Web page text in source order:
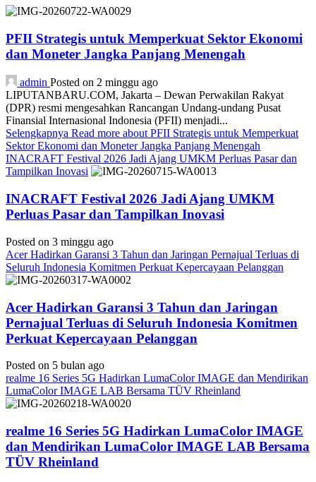
PFII Strategis untuk Memperkuat Sektor Ekonomi
dan Moneter Jangka Panjang Menengah
admin Posted on 2 minggu ago
LIPUTANBARU.COM, Jakarta – Dewan Perwakilan Rakyat
(DPR) resmi mengesahkan Rancangan Undang-undang Pusat
Finansial Internasional Indonesia (PFII) menjadi...
Selengkapnya Read more about PFII Strategis untuk Memperkuat
Sektor Ekonomi dan Moneter Jangka Panjang Menengah
INACRAFT Festival 2026 Jadi Ajang UMKM Perluas Pasar dan
Tampilkan Inovasi
INACRAFT Festival 2026 Jadi Ajang UMKM
Perluas Pasar dan Tampilkan Inovasi
Posted on 3 minggu ago
Acer Hadirkan Garansi 3 Tahun dan Jaringan Pernajual Terluas di
Seluruh Indonesia Komitmen Perkuat Kepercayaan Pelanggan
Acer Hadirkan Garansi 3 Tahun dan Jaringan
Pernajual Terluas di Seluruh Indonesia Komitmen
Perkuat Kepercayaan Pelanggan
Posted on 5 bulan ago
realme 16 Series 5G Hadirkan LumaColor IMAGE dan Mendirikan
LumaColor IMAGE LAB Bersama TÜV Rheinland
realme 16 Series 5G Hadirkan LumaColor IMAGE
dan Mendirikan LumaColor IMAGE LAB Bersama
TÜV Rheinland